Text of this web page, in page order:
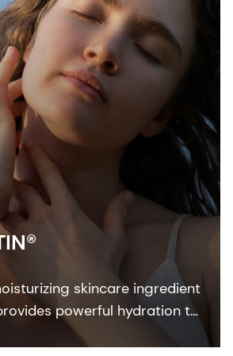
skincare ingredient
provides powerful hydration to
visualized by new facial skin